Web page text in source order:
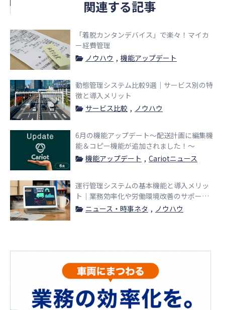
関連する記事
「着脱カンタンデバイス」で楽々！マイカ
ー経費管理
ノウハウ
機能アップデート
動態管理システム比較9選｜サービス別の特
徴と導入メリット
サービス比較
ノウハウ
6月の機能アップデート〜配送計画に編集機
能＆コピー機能が追加されました！〜
機能アップデート
Cariotニュース
運行管理システムの基本機能と導入メリッ
ト｜業務効率化や労働環境改善のサポート
機能を紹介！
ニュース・時事ネタ ノウハウ